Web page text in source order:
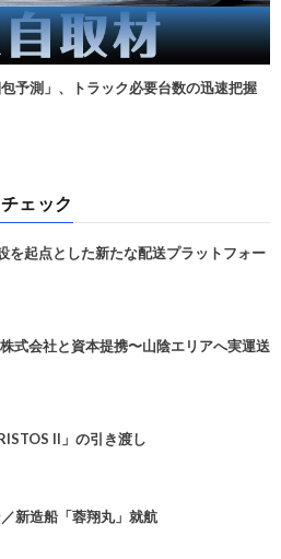
予測」、トラック必要台数の迅速把握
ェック
起点とした新たな配送プラットフォー
式会社と資本提携〜山陰エリアへ実運送
II」の引き渡し
新造船「蓉翔丸」就航